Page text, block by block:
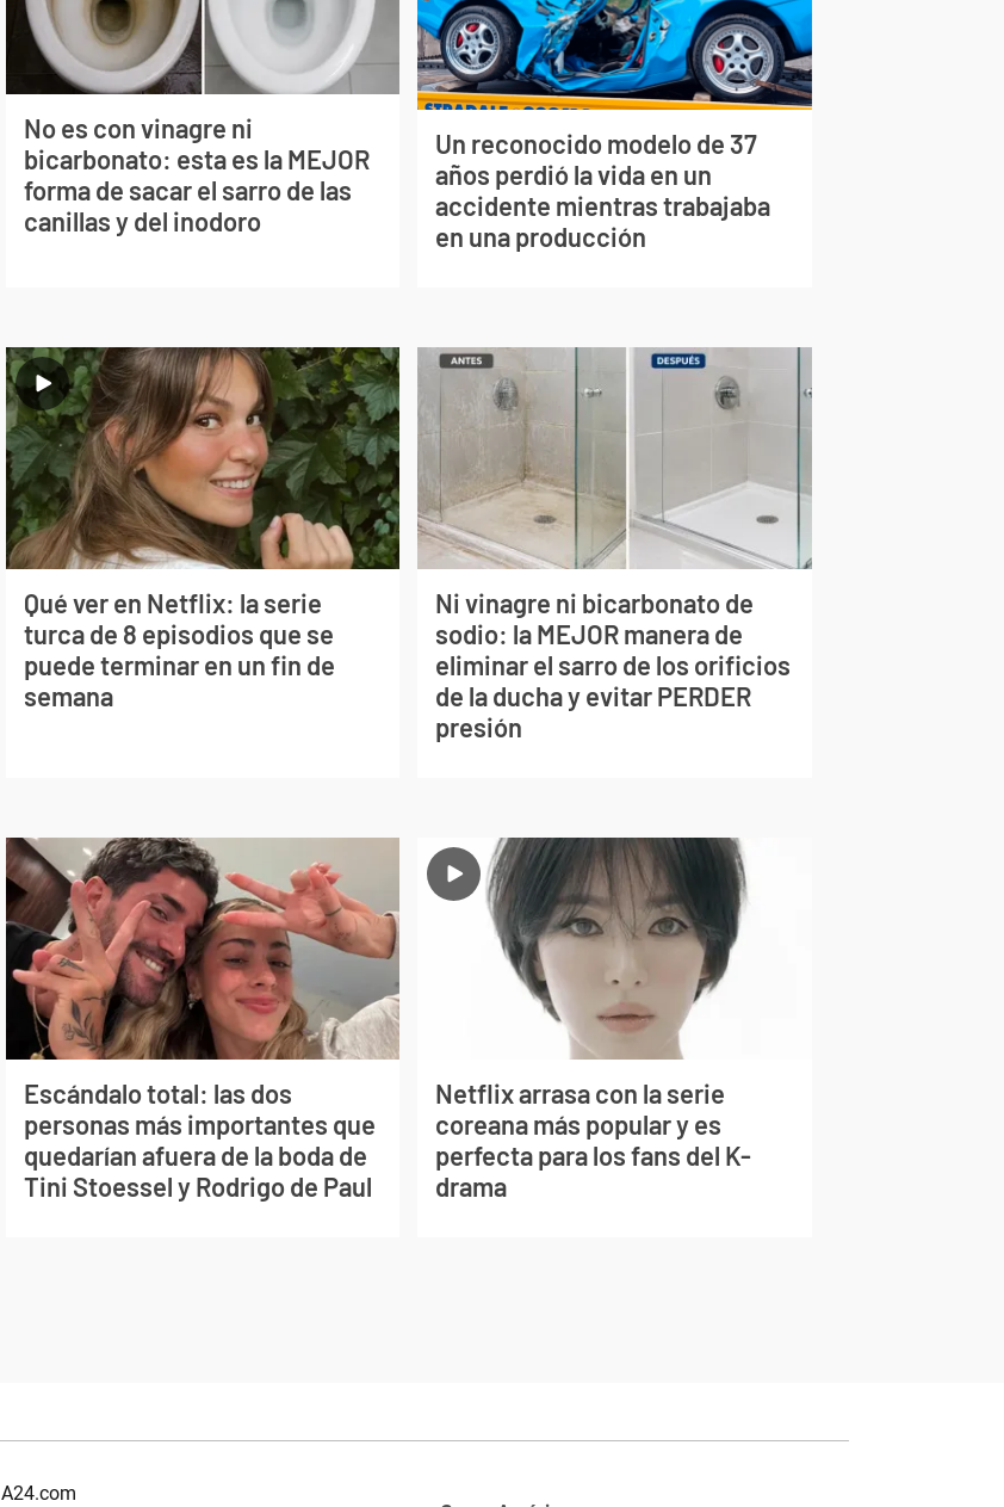
No es con vinagre ni
bicarbonato: esta es la MEJOR
forma de sacar el sarro de las
canillas y del inodoro
Un reconocido modelo de 37
años perdió la vida en un
accidente mientras trabajaba
en una producción
Qué ver en Netflix: la serie
turca de 8 episodios que se
puede terminar en un fin de
semana
Ni vinagre ni bicarbonato de
sodio: la MEJOR manera de
eliminar el sarro de los orificios
de la ducha y evitar PERDER
presión
Escándalo total: las dos
personas más importantes que
quedarían afuera de la boda de
Tini Stoessel y Rodrigo de Paul
Netflix arrasa con la serie
coreana más popular y es
perfecta para los fans del K-
drama
A24.com